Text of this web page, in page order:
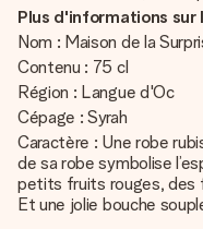
Plus d'informations sur
Nom : Maison de la
Contenu : 75 cl
Région : Langue d'Oc
Cépage : Syrah
Caractère : Une robe
de sa robe symbolise
petits fruits rouges, des
Et une jolie bouche